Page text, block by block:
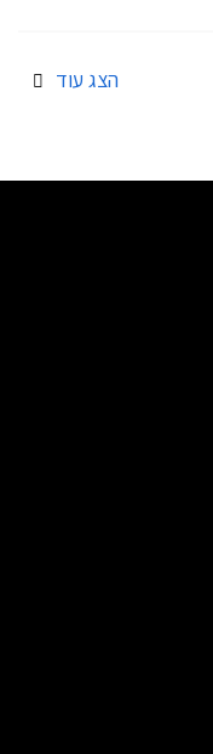
הצג עוד